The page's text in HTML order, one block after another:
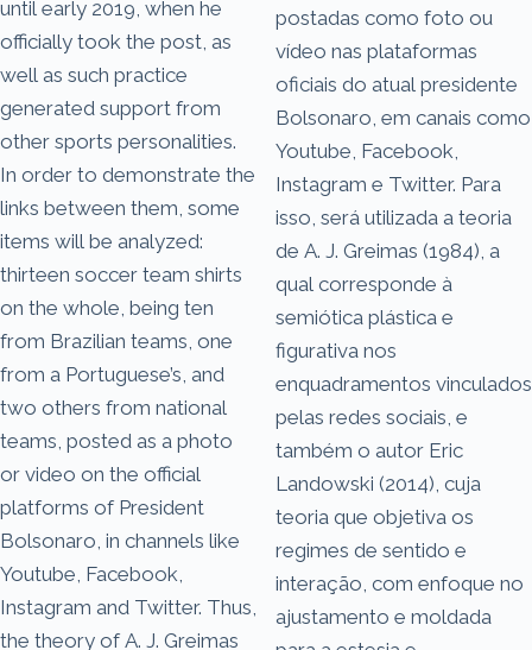
until early 2019, when he
officially took the post, as
well as such practice
generated support from
other sports personalities.
In order to demonstrate the
links between them, some
items will be analyzed:
thirteen soccer team shirts
on the whole, being ten
from Brazilian teams, one
from a Portuguese’s, and
two others from national
teams, posted as a photo
or video on the official
platforms of President
Bolsonaro, in channels like
Youtube, Facebook,
Instagram and Twitter. Thus,
the theory of A. J. Greimas
postadas como foto ou
vídeo nas plataformas
oficiais do atual presidente
Bolsonaro, em canais como
Youtube, Facebook,
Instagram e Twitter. Para
isso, será utilizada a teoria
de A. J. Greimas (1984), a
qual corresponde à
semiótica plástica e
figurativa nos
enquadramentos vinculados
pelas redes sociais, e
também o autor Eric
Landowski (2014), cuja
teoria que objetiva os
regimes de sentido e
interação, com enfoque no
ajustamento e moldada